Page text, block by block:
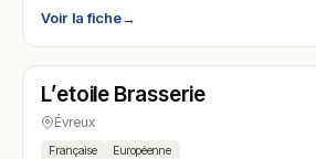
Voir la fiche→
N° 10
L’etoile Brasserie
Évreux
Française Européenne